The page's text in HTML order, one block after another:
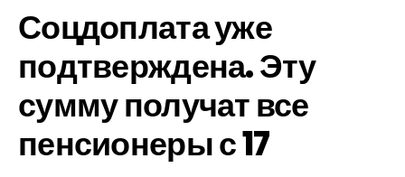
Соцдоплата уже
подтверждена. Эту
сумму получат все
пенсионеры с 17